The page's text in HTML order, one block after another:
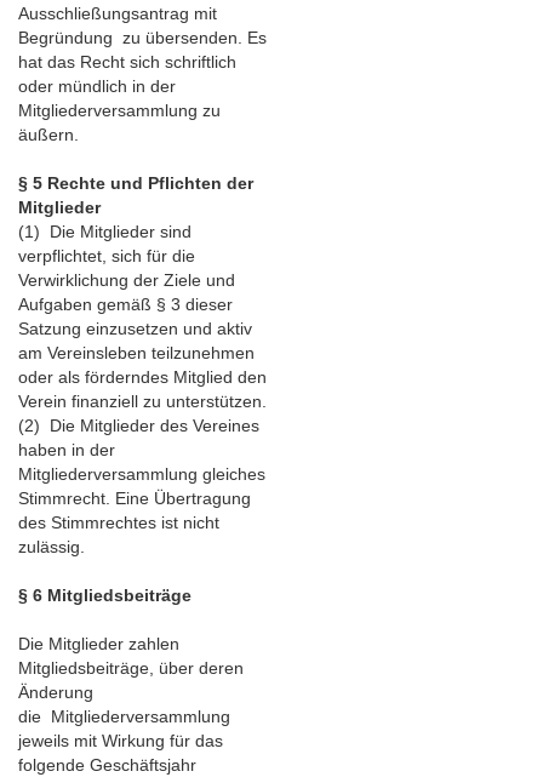
Ausschließungsantrag mit
Begründung zu übersenden. Es
hat das Recht sich schriftlich
oder mündlich in der
Mitgliederversammlung zu
äußern.
§ 5 Rechte und Pflichten der
Mitglieder
(1) Die Mitglieder sind
verpflichtet, sich für die
Verwirklichung der Ziele und
Aufgaben gemäß § 3 dieser
Satzung einzusetzen und aktiv
am Vereinsleben teilzunehmen
oder als förderndes Mitglied den
Verein finanziell zu unterstützen.
(2) Die Mitglieder des Vereines
haben in der
Mitgliederversammlung gleiches
Stimmrecht. Eine Übertragung
des Stimmrechtes ist nicht
zulässig.
§ 6 Mitgliedsbeiträge
Die Mitglieder zahlen
Mitgliedsbeiträge, über deren
Änderung
die Mitgliederversammlung
jeweils mit Wirkung für das
folgende Geschäftsjahr